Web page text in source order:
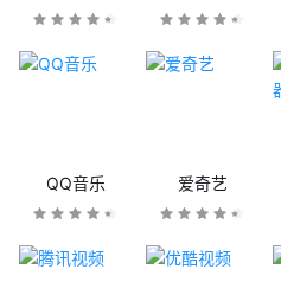
QQ音乐 爱奇艺